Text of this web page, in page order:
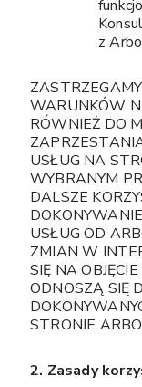
z
WARUNKÓW
RÓWNIEŻ DO
USŁUG NA
WYBRANYM
DALSZE
USŁUG OD
ZMIAN W
SIĘ NA
ODNOSZĄ SIĘ
STRONIE
2. Zasady